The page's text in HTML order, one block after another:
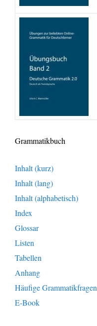
Grammatikbuch
Inhalt (kurz)
Inhalt (lang)
Inhalt (alphabetisch)
Index
Glossar
Listen
Tabellen
Anhang
Häufige Grammatikfragen
E-Book